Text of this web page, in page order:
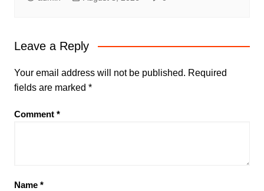
Leave a Reply
Your email address will not be published. Required
fields are marked *
Comment *
Name *